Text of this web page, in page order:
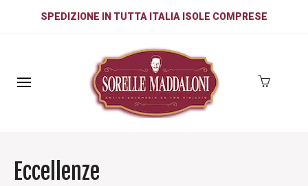
SPEDIZIONE IN TUTTA ITALIA ISOLE COMPRESE
Eccellenze